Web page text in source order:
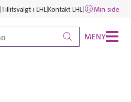
Tillitsvalgt i LHL Kontakt LHL Min side
MENY